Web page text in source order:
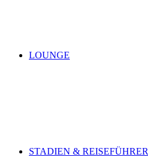
LOUNGE
STADIEN & REISEFÜHRER